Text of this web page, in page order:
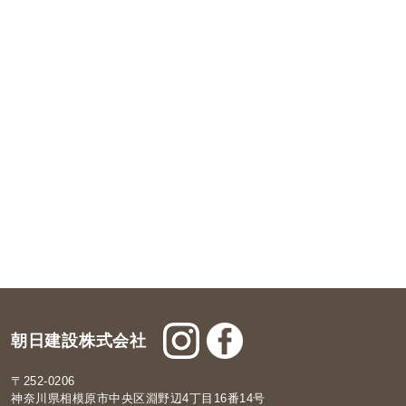
朝日建設株式会社
〒252-0206
神奈川県相模原市中央区淵野辺4丁目16番14号